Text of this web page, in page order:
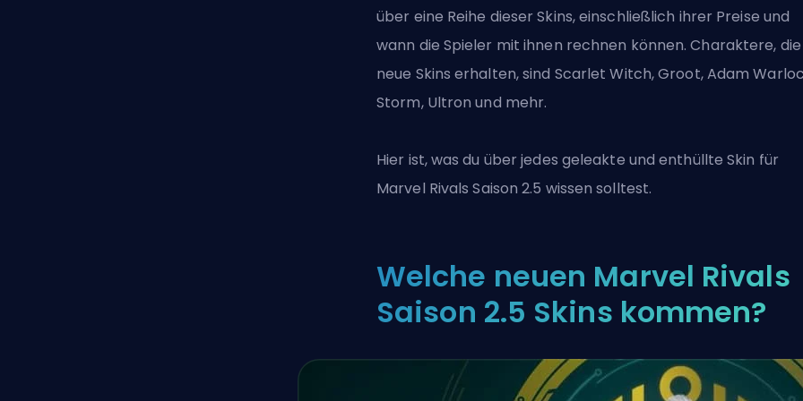
über eine Reihe dieser Skins, einschließlich ihrer Preise und
wann die Spieler mit ihnen rechnen können. Charaktere, die
neue Skins erhalten, sind Scarlet Witch, Groot, Adam
Storm, Ultron und mehr.
Hier ist, was du über jedes geleakte und enthüllte Skin für
Marvel Rivals Saison 2.5 wissen solltest.
Welche neuen Marvel Rivals
Saison 2.5 Skins kommen?